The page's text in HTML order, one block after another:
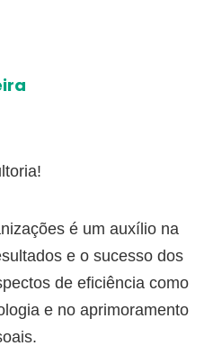
é um auxílio na
e o sucesso dos
de eficiência como
e no aprimoramento